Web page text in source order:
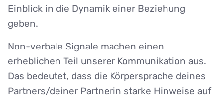
Einblick in die Dynamik einer Beziehung
geben.
Non-verbale Signale machen einen
erheblichen Teil unserer Kommunikation aus.
Das bedeutet, dass die Körpersprache deines
Partners/deiner Partnerin starke Hinweise auf